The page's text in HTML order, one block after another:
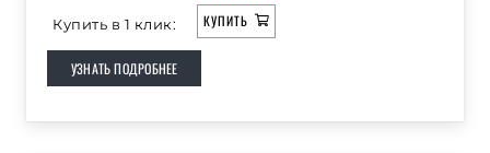
Купить в 1 клик: КУПИТЬ
УЗНАТЬ ПОДРОБНЕЕ